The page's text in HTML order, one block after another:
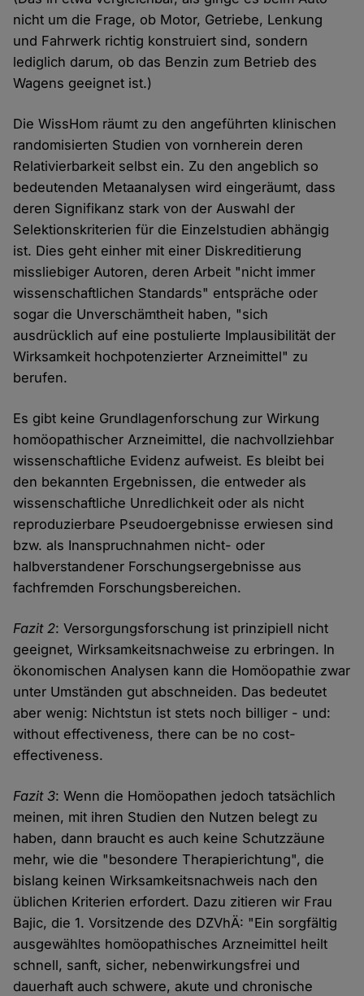
nicht um die Frage, ob Motor, Getriebe, Lenkung
und Fahrwerk richtig konstruiert sind, sondern
lediglich darum, ob das Benzin zum Betrieb des
Wagens geeignet ist.)
Die WissHom räumt zu den angeführten klinischen
randomisierten Studien von vornherein deren
Relativierbarkeit selbst ein. Zu den angeblich so
bedeutenden Metaanalysen wird eingeräumt, dass
deren Signifikanz stark von der Auswahl der
Selektionskriterien für die Einzelstudien abhängig
ist. Dies geht einher mit einer Diskreditierung
missliebiger Autoren, deren Arbeit "nicht immer
wissenschaftlichen Standards" entspräche oder
sogar die Unverschämtheit haben, "sich
ausdrücklich auf eine postulierte Implausibilität der
Wirksamkeit hochpotenzierter Arzneimittel" zu
berufen.
Es gibt keine Grundlagenforschung zur Wirkung
homöopathischer Arzneimittel, die nachvollziehbar
wissenschaftliche Evidenz aufweist. Es bleibt bei
den bekannten Ergebnissen, die entweder als
wissenschaftliche Unredlichkeit oder als nicht
reproduzierbare Pseudoergebnisse erwiesen sind
bzw. als Inanspruchnahmen nicht- oder
halbverstandener Forschungsergebnisse aus
fachfremden Forschungsbereichen.
Fazit 2: Versorgungsforschung ist prinzipiell nicht
geeignet, Wirksamkeitsnachweise zu erbringen. In
ökonomischen Analysen kann die Homöopathie zwar
unter Umständen gut abschneiden. Das bedeutet
aber wenig: Nichtstun ist stets noch billiger - und:
without effectiveness, there can be no cost-
effectiveness.
Fazit 3: Wenn die Homöopathen jedoch tatsächlich
meinen, mit ihren Studien den Nutzen belegt zu
haben, dann braucht es auch keine Schutzzäune
mehr, wie die "besondere Therapierichtung", die
bislang keinen Wirksamkeitsnachweis nach den
üblichen Kriterien erfordert. Dazu zitieren wir Frau
Bajic, die 1. Vorsitzende des DZVhÄ: "Ein sorgfältig
ausgewähltes homöopathisches Arzneimittel heilt
schnell, sanft, sicher, nebenwirkungsfrei und
dauerhaft auch schwere, akute und chronische